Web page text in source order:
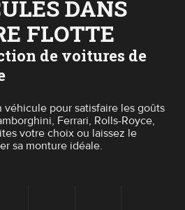
DANS
FLOTTE
de voitures de
pour satisfaire les goûts
Ferrari, Rolls-Royce,
votre choix ou laissez le
sa monture idéale.